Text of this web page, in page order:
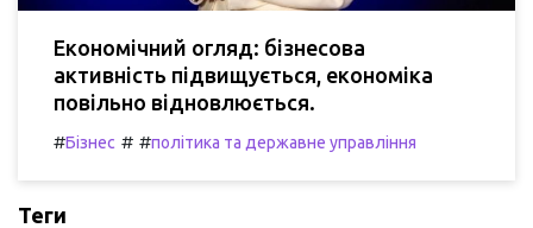
Економічний огляд: бізнесова
активність підвищується, економіка
повільно відновлюється.
#Бізнес # #політика та державне управління
Теги